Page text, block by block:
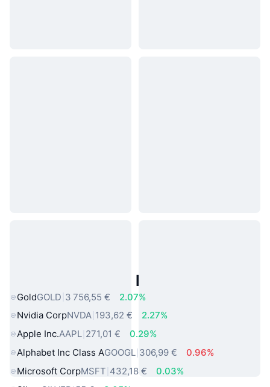
Actifs du Monde Réel Populaires
GoldGOLD 3 756,55 €
2.07%
Nvidia CorpNVDA 193,62 €
2.27%
Apple Inc.AAPL 271,01 €
0.29%
Alphabet Inc Class AGOOGL 306,99 €
0.96%
Microsoft CorpMSFT 432,18 €
0.03%